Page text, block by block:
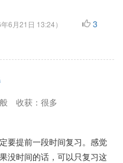
6月21日 13:24）
3
收获：很多
要提前一段时间复习。感觉
没时间的话，可以只复习这